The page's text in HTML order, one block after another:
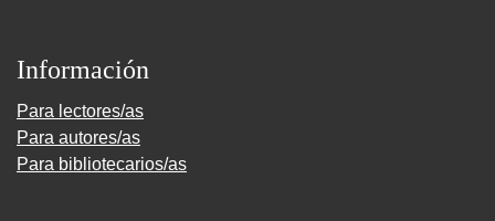
Información
Para lectores/as
Para autores/as
Para bibliotecarios/as